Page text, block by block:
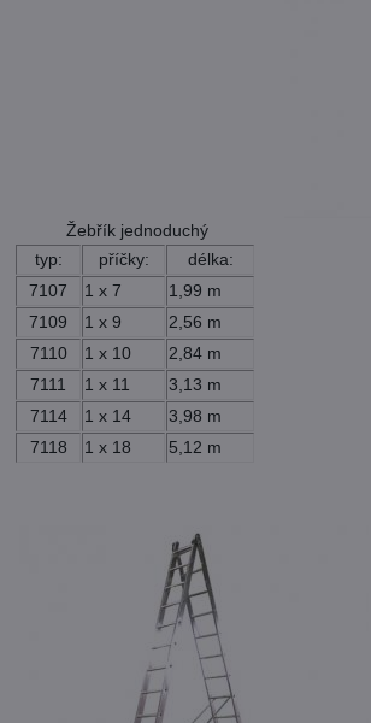
typ: příčky: délka:
Žebřík jednoduchý
7107 1 x 7
1,99 m
7109
1 x 9
2,56 m
7110
1 x 10
2,84 m
7111
1 x 11
3,13 m
7114
1 x 14
3,98 m
7118
1 x 18 5,12 m